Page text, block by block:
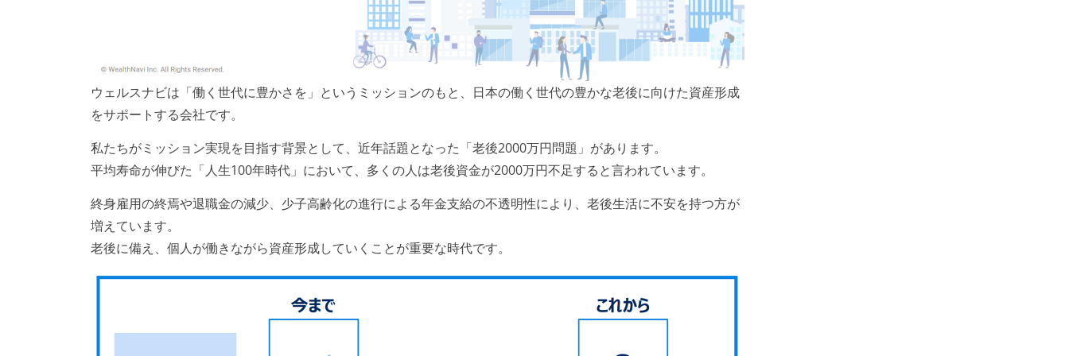
ウェルスナビは「働く世代に豊かさを」というミッションのもと、日本の働く世代の豊かな老後に向けた資産形成
をサポートする会社です。
私たちがミッション実現を目指す背景として、近年話題となった「老後2000万円問題」があります。
平均寿命が伸びた「人生100年時代」において、多くの人は老後資金が2000万円不足すると言われています。
終身雇用の終焉や退職金の減少、少子高齢化の進行による年金支給の不透明性により、老後生活に不安を持つ方が
増えています。
老後に備え、個人が働きながら資産形成していくことが重要な時代です。